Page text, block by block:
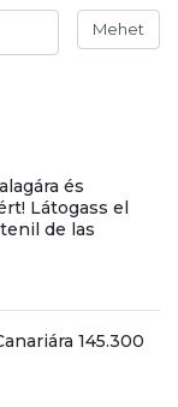
Mehet
és
Látogass el
de las
145.300